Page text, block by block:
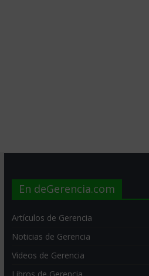
En deGerencia.com
Artículos de Gerencia
Noticias de Gerencia
Videos de Gerencia